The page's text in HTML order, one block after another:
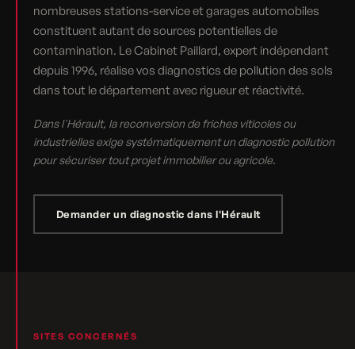
nombreuses stations-service et garages automobiles
constituent autant de sources potentielles de
contamination. Le Cabinet Paillard, expert indépendant
depuis 1996, réalise vos diagnostics de pollution des sols
dans tout le département avec rigueur et réactivité.
Dans l'Hérault, la reconversion de friches viticoles ou
industrielles exige systématiquement un diagnostic pollution
pour sécuriser tout projet immobilier ou agricole.
Demander un diagnostic dans l'Hérault
SITES CONCERNÉS